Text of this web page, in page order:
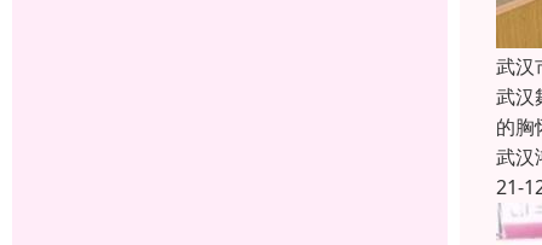
武汉
武汉
的胸
武汉
21-